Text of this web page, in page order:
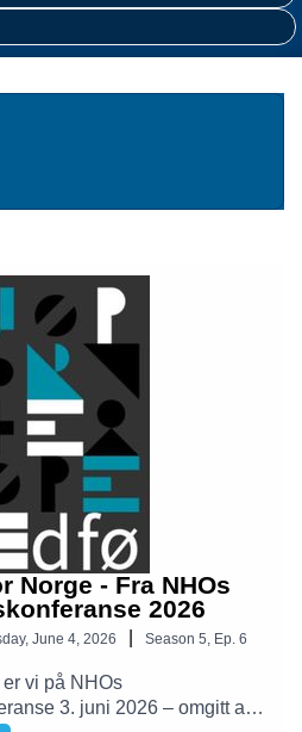
Norge - Fra NHOs
2026
June 4, 2026 Season 5, Ep. 6
er vi på NHOs
3. juni 2026 – omgitt av